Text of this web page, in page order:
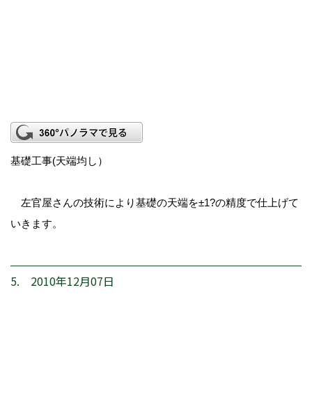
基礎工事(天端均し）
左官屋さんの技術により基礎の天端を±1?の精度で仕上げて
いきます。
5. 2010年12月07日